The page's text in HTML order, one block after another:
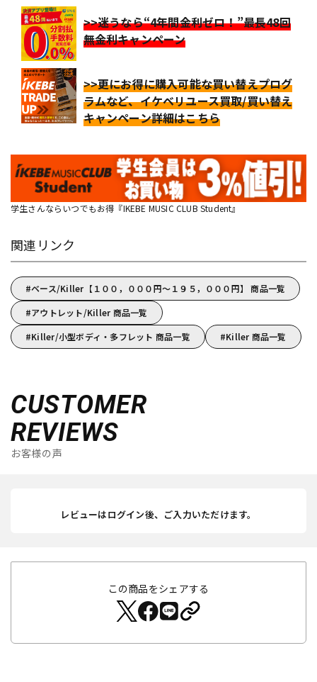
>>迷うなら“4年間金利ゼロ！”最長48回
無金利キャンペーン
>>更にお得に購入可能な買い替えプログ
ラムなど、イケベリユース買取/買い替え
キャンペーン詳細はこちら
学生さんならいつでもお得『IKEBE MUSIC CLUB Student』
関連リンク
ベース/Killer【１００，０００円～１９５，０００円】 商品一覧
アウトレット/Killer 商品一覧
Killer/小型ボディ・多フレット 商品一覧
Killer 商品一覧
CUSTOMER
REVIEWS
お客様の声
レビューはログイン後、ご入力いただけます。
この商品をシェアする